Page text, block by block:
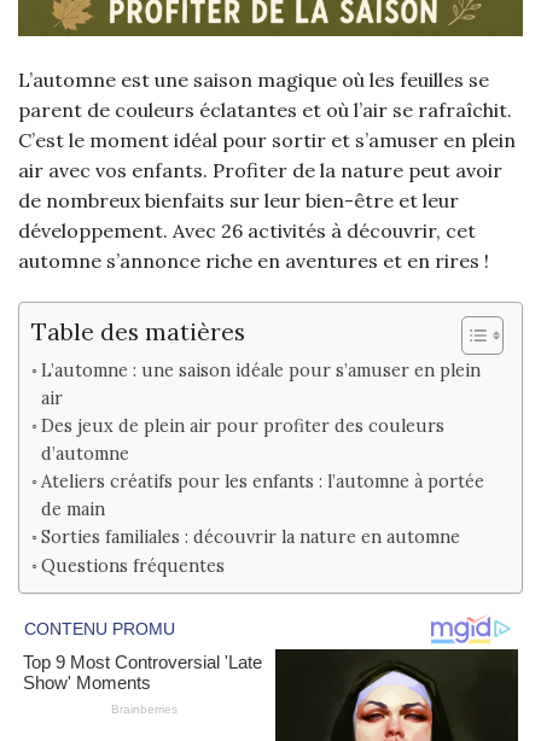
L’automne est une saison magique où les feuilles se
parent de couleurs éclatantes et où l’air se rafraîchit.
C’est le moment idéal pour sortir et s’amuser en plein
air avec vos enfants. Profiter de la nature peut avoir
de nombreux bienfaits sur leur bien-être et leur
développement. Avec 26 activités à découvrir, cet
automne s’annonce riche en aventures et en rires !
Table des matières
L’automne : une saison idéale pour s’amuser en plein
air
Des jeux de plein air pour profiter des couleurs
d’automne
Ateliers créatifs pour les enfants : l’automne à portée
de main
Sorties familiales : découvrir la nature en automne
Questions fréquentes